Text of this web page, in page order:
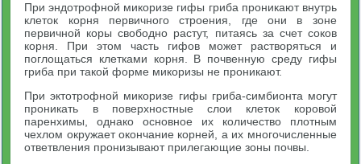
При эндотрофной микоризе гифы гриба проникают внутрь
клеток корня первичного строения, где они в зоне
первичной коры свободно растут, питаясь за счет соков
корня. При этом часть гифов может растворяться и
поглощаться клетками корня. В почвенную среду гифы
гриба при такой форме микоризы не проникают.
При эктотрофной микоризе гифы гриба-симбионта могут
проникать в поверхностные слои клеток коровой
паренхимы, однако основное их количество плотным
чехлом окружает окончание корней, а их многочисленные
ответвления пронизывают прилегающие зоны почвы.